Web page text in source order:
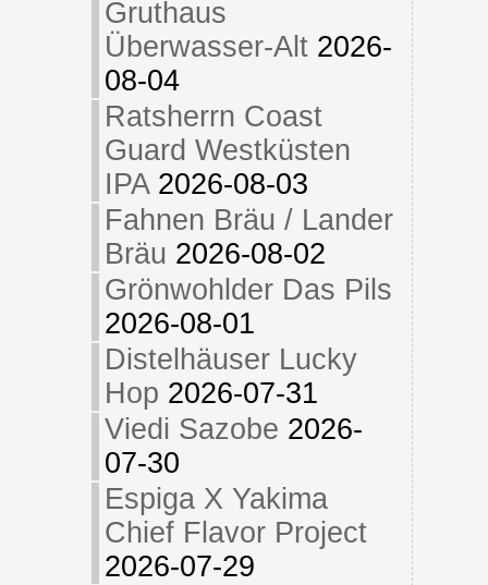
Gruthaus
Überwasser-Alt 2026-
08-04
Ratsherrn Coast
Guard Westküsten
IPA 2026-08-03
Fahnen Bräu / Lander
Bräu 2026-08-02
Grönwohlder Das Pils
2026-08-01
Distelhäuser Lucky
Hop 2026-07-31
Viedi Sazobe 2026-
07-30
Espiga X Yakima
Chief Flavor Project
2026-07-29